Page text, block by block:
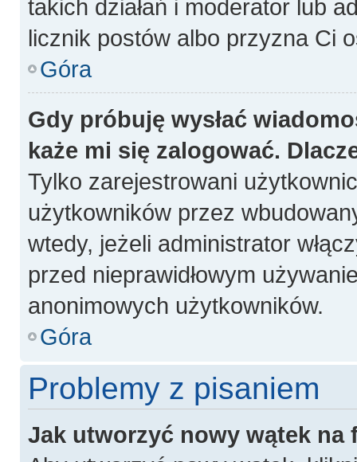
takich działań i moderator lub
licznik postów albo przyzna Ci
Góra
Gdy próbuję wysłać
każe mi się zalogować.
Tylko zarejestrowani
użytkowników przez
wtedy, jeżeli administrator
przed nieprawidłowym
anonimowych użytkowników.
Góra
Problemy z pisaniem
Jak utworzyć nowy wątek na